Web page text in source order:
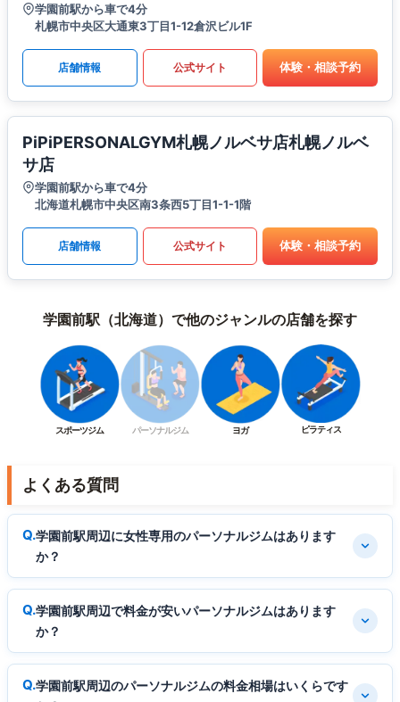
学園前駅から車で4分
札幌市中央区大通東3丁目1-12倉沢ビル1F
店舗情報 公式サイト 体験・相談予約
PiPiPERSONALGYM札幌ノルベサ店札幌ノルベ
サ店
学園前駅から車で4分
北海道札幌市中央区南3条西5丁目1-1-1階
店舗情報 公式サイト 体験・相談予約
学園前駅（北海道）で他のジャンルの店舗を探す
スポーツジム パーソナルジム ヨガ ピラティス
よくある質問
学園前駅周辺に女性専用のパーソナルジムはあります
か？
学園前駅周辺で料金が安いパーソナルジムはあります
か？
学園前駅周辺のパーソナルジムの料金相場はいくらです